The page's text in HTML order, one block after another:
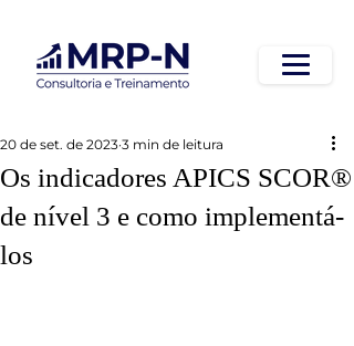
Os indicadores APICS SCOR®
de nível 3 e como implementá-
los
20 de set. de 2023 3 min de leitura